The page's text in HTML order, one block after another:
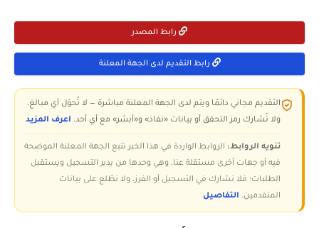
رابط المصدر
رابط التقديم لدى الجهة المعلنة
التقديم مجاني دائمًا ويتم لدى الجهة المعلنة مباشرة — لا تُحوّل أي مبالغ،
ولا تُشارك رمز التحقق أو بيانات «نفاذ» و«أبشر» مع أي أحد. اعرف المزيد
تنويه الروابط: الروابط الواردة في هذا الخبر تتبع الجهة المعلنة الموضحة
فيه أو جهات أخرى مستقلة عنا، وهي وحدها من يدير التسجيل ويستقبل
الطلبات؛ فلا نشارك في التسجيل أو الفرز، ولا نطّلع على بيانات
المتقدمين. التفاصيل